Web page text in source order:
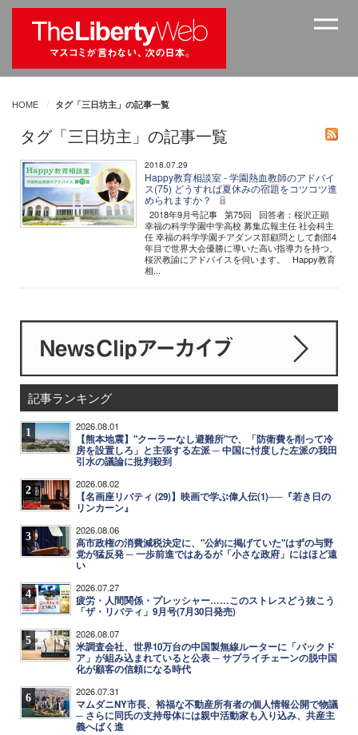
HOME タグ「三日坊主」の記事一覧
タグ「三日坊主」の記事一覧
2018.07.29
Happy教育相談室 - 学園熱血教師のアドバイ
ス(75) どうすれば夏休みの宿題をコツコツ進
められますか？
2018年9月号記事 第75回 回答者：桜沢正顕
幸福の科学学園中学高校 募集広報主任 社会科主
任 幸福の科学学園チアダンス部顧問として創部4
年目で世界大会優勝に導いた高い指導力を持つ、
桜沢教諭にアドバイスを伺います。 Happy教育
相...
記事ランキング
1 2026.08.01
【熊本地震】"クーラーなし避難所"で、「防衛費を削って冷
房を設置しろ」と主張する左派 ─ 中国に忖度した左派の我田
引水の議論に批判殺到
2 2026.08.02
【名画座リバティ (29)】映画で学ぶ偉人伝(1)──『若き日の
リンカーン』
3 2026.08.06
高市政権の消費減税決定に、"公約に掲げていた"はずの与野
党が猛反発 ─ 一歩前進ではあるが「小さな政府」にはほど遠
い
4 2026.07.27
疲労・人間関係・プレッシャー……このストレスどう抜こう
「ザ・リバティ」9月号(7月30日発売)
5 2026.08.07
米調査会社、世界10万台の中国製無線ルーターに「バックド
ア」が組み込まれていると公表 ─ サプライチェーンの脱中国
化が顧客の信頼になる時代
6 2026.07.31
マムダニNY市長、裕福な不動産所有者の個人情報公開で物議
─ さらに同氏の支持母体には親中活動家も入り込み、共産主
義へばく進